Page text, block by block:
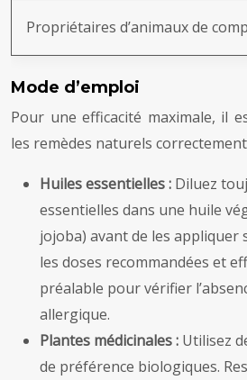
Propriétaires d’animaux de
Mode d’emploi
Pour une efficacité maximale, il
les remèdes naturels
Huiles essentielles : Diluez
essentielles dans une huile
jojoba) avant de les appliquer
les doses recommandées et
préalable pour vérifier
allergique.
Plantes médicinales : Utilisez
de préférence biologiques.